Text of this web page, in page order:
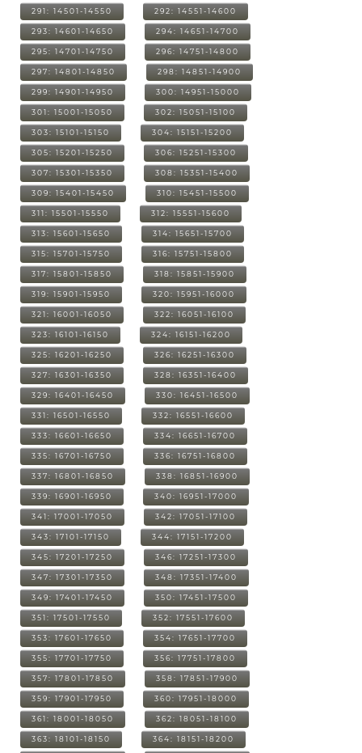
291: 14501-14550 292: 14551-14600
293: 14601-14650 294: 14651-14700
295: 14701-14750 296: 14751-14800
297: 14801-14850 298: 14851-14900
299: 14901-14950 300: 14951-15000
301: 15001-15050 302: 15051-15100
303: 15101-15150 304: 15151-15200
305: 15201-15250 306: 15251-15300
307: 15301-15350 308: 15351-15400
309: 15401-15450 310: 15451-15500
311: 15501-15550 312: 15551-15600
313: 15601-15650 314: 15651-15700
315: 15701-15750 316: 15751-15800
317: 15801-15850 318: 15851-15900
319: 15901-15950 320: 15951-16000
321: 16001-16050 322: 16051-16100
323: 16101-16150 324: 16151-16200
325: 16201-16250 326: 16251-16300
327: 16301-16350 328: 16351-16400
329: 16401-16450 330: 16451-16500
331: 16501-16550 332: 16551-16600
333: 16601-16650 334: 16651-16700
335: 16701-16750 336: 16751-16800
337: 16801-16850 338: 16851-16900
339: 16901-16950 340: 16951-17000
341: 17001-17050 342: 17051-17100
343: 17101-17150 344: 17151-17200
345: 17201-17250 346: 17251-17300
347: 17301-17350 348: 17351-17400
349: 17401-17450 350: 17451-17500
351: 17501-17550 352: 17551-17600
353: 17601-17650 354: 17651-17700
355: 17701-17750 356: 17751-17800
357: 17801-17850 358: 17851-17900
359: 17901-17950 360: 17951-18000
361: 18001-18050 362: 18051-18100
363: 18101-18150 364: 18151-18200